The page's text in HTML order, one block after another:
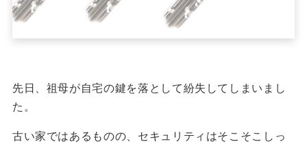
先日、祖母が自宅の鍵を落として紛失してしまいまし
た。
古い家ではあるものの、セキュリティはそこそこしっ